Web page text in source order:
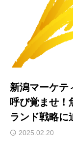
新潟マーケテ
呼び覚ませ！
ランド戦略に
2025.02.20
イベント・セミナー
コンテンツ
LINEお友達登録
スポンサー登録
サロン会員登録